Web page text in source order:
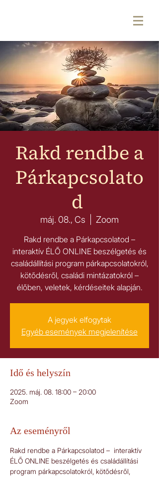
Rakd rendbe a
Párkapcsolato
d
máj. 08., Cs Zoom
Rakd rendbe a Párkapcsolatod –
interaktív ÉLŐ ONLINE beszélgetés és
családállítási program párkapcsolatokról,
kötődésről, családi mintázatokról –
élőben, veletek, kérdéseitek alapján.
A jegyek elfogytak
Egyéb események megjelenítése
Idő és helyszín
2025. máj. 08. 18:00 – 20:00
Zoom
Az eseményről
Rakd rendbe a Párkapcsolatod –  interaktív
ÉLŐ ONLINE beszélgetés és családállítási
program párkapcsolatokról, kötődésről,